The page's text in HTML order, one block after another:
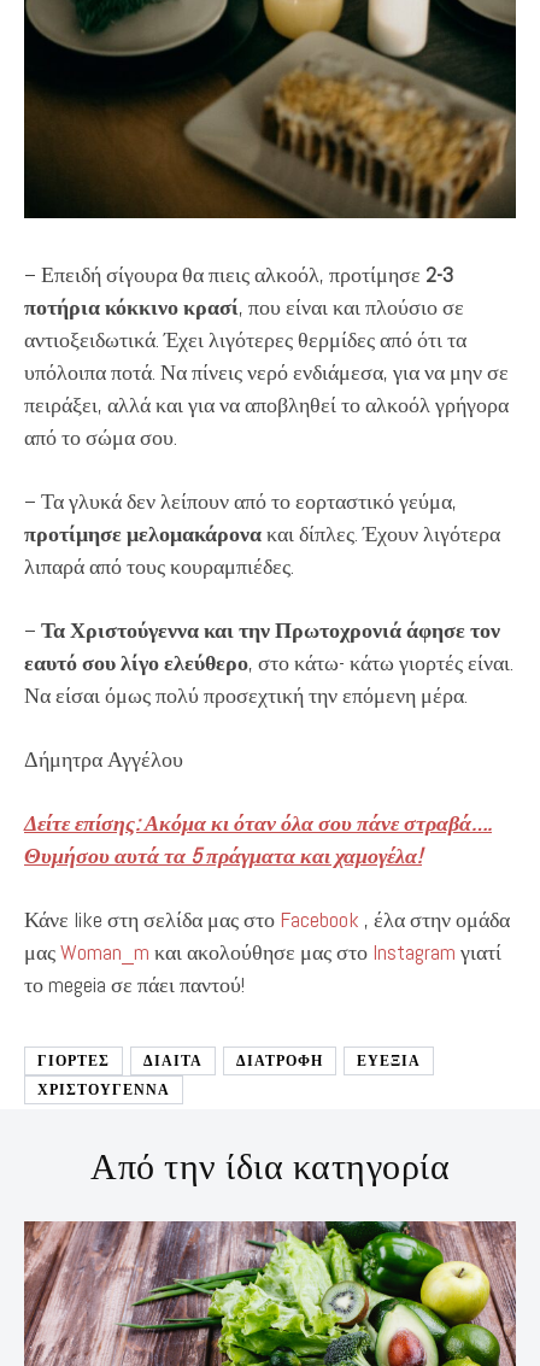
– Επειδή σίγουρα θα πιεις αλκοόλ, προτίμησε 2-3
ποτήρια κόκκινο κρασί, που είναι και πλούσιο σε
αντιοξειδωτικά. Έχει λιγότερες θερμίδες από ότι τα
υπόλοιπα ποτά. Να πίνεις νερό ενδιάμεσα, για να μην σε
πειράξει, αλλά και για να αποβληθεί το αλκοόλ γρήγορα
από το σώμα σου.
– Τα γλυκά δεν λείπουν από το εορταστικό γεύμα,
προτίμησε μελομακάρονακαι δίπλες. Έχουν λιγότερα
λιπαρά από τους κουραμπιέδες.
– Τα Χριστούγεννα και την Πρωτοχρονιά άφησε τον
εαυτό σου λίγο ελεύθερο, στο κάτω- κάτω γιορτές είναι.
Να είσαι όμως πολύ προσεχτική την επόμενη μέρα.
Δήμητρα Αγγέλου
Δείτε επίσης: Ακόμα κι όταν όλα σου πάνε στραβά….
Θυμήσου αυτά τα 5 πράγματα και χαμογέλα!
Κάνε like στη σελίδα μας στο Facebook , έλα στην ομάδα
μαςWoman_m και ακολούθησε μας στο Instagram γιατί
το megeia σε πάει παντού!
ΓΙΟΡΤΕΣ ΔΙΑΙΤΑ ΔΙΑΤΡΟΦΉ
ΕΥΕΞΙΑ
ΧΡΙΣΤΟΥΓΕΝΝΑ
Από την ίδια κατηγορία